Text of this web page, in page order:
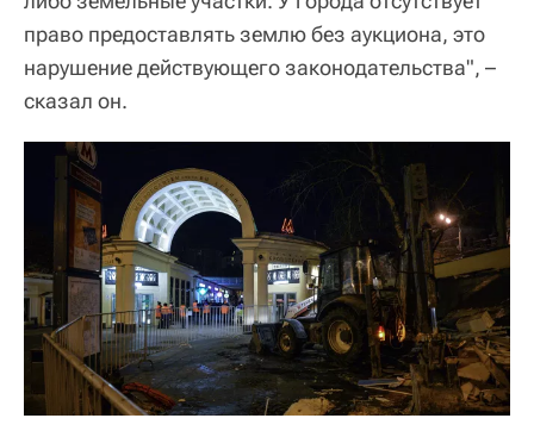
право предоставлять землю без аукциона, это
нарушение действующего законодательства", –
сказал он.